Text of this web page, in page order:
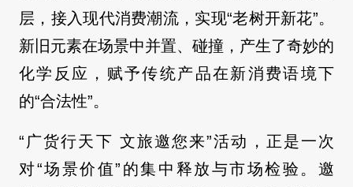
层，接入现代消费潮流，实现“老树开新花”。
新旧元素在场景中并置、碰撞，产生了奇妙的
化学反应，赋予传统产品在新消费语境下
的“合法性”。
“广货行天下 文旅邀您来”活动，正是一次
对“场景价值”的集中释放与市场检验。邀